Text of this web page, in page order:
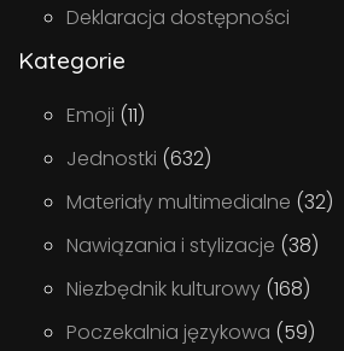
Deklaracja dostępności
Kategorie
Emoji (11)
Jednostki (632)
Materiały multimedialne (32)
Nawiązania i stylizacje (38)
Niezbędnik kulturowy (168)
Poczekalnia językowa (59)